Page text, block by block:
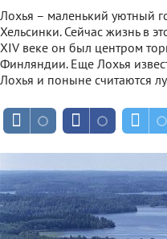
Лохья – маленький уютный
Хельсинки. Сейчас жизнь в
XIV веке он был центром
Финляндии. Еще Лохья
Лохья и поныне считаются